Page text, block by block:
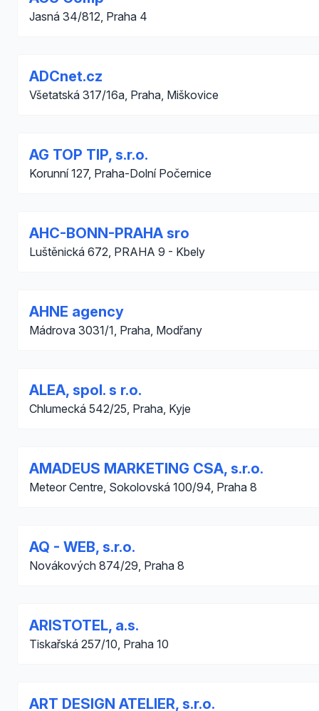
Jasná 34/812, Praha 4
ADCnet.cz
Všetatská 317/16a, Praha, Miškovice
AG TOP TIP, s.r.o.
Korunní 127, Praha-Dolní Počernice
AHC-BONN-PRAHA sro
Luštěnická 672, PRAHA 9 - Kbely
AHNE agency
Mádrova 3031/1, Praha, Modřany
ALEA, spol. s r.o.
Chlumecká 542/25, Praha, Kyje
AMADEUS MARKETING CSA, s.r.o.
Meteor Centre, Sokolovská 100/94, Praha 8
AQ - WEB, s.r.o.
Novákových 874/29, Praha 8
ARISTOTEL, a.s.
Tiskařská 257/10, Praha 10
ART DESIGN ATELIER, s.r.o.